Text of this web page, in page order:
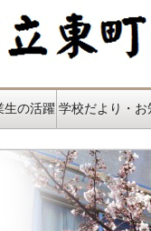
生の活躍 学校だより・お